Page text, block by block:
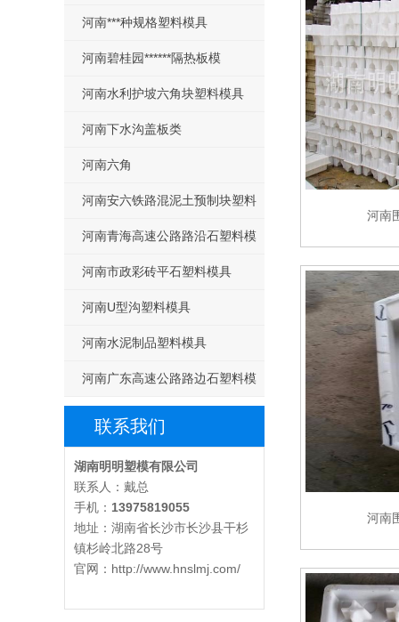
河南
河南
河南***种规格塑料模具
河南碧桂园******隔热板模
河南水利护坡六角块塑料模具
河南下水沟盖板类
河南六角
河南安六铁路混泥土预制块塑料
模具
河南青海高速公路路沿石塑料模
具
河南市政彩砖平石塑料模具
河南U型沟塑料模具
河南水泥制品塑料模具
河南广东高速公路路边石塑料模
联系我们
湖南明明塑模有限公司
联系人：戴总
手机： 13975819055
地址：湖南省长沙市长沙县干杉
镇杉岭北路28号
官网： http://www.hnslmj.com/